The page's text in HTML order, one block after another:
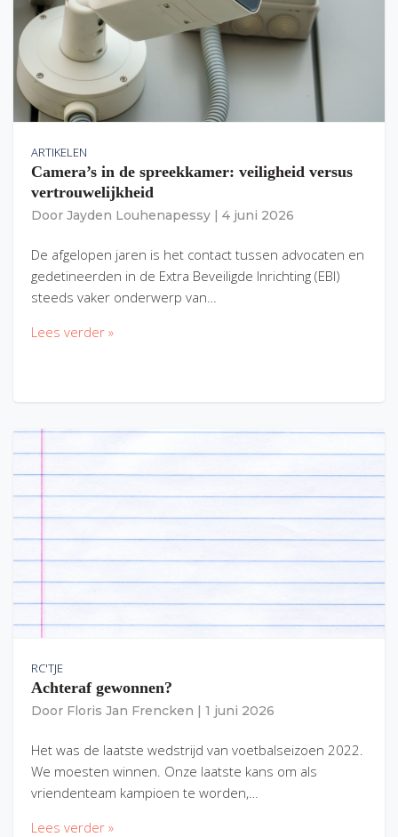
ARTIKELEN
Camera’s in de spreekkamer: veiligheid versus
vertrouwelijkheid
Door Jayden Louhenapessy 4 juni 2026
De afgelopen jaren is het contact tussen advocaten en
gedetineerden in de Extra Beveiligde Inrichting (EBI)
steeds vaker onderwerp van…
Lees verder »
RC'TJE
Achteraf gewonnen?
Door Floris Jan Frencken 1 juni 2026
Het was de laatste wedstrijd van voetbalseizoen 2022.
We moesten winnen. Onze laatste kans om als
vriendenteam kampioen te worden,…
Lees verder »